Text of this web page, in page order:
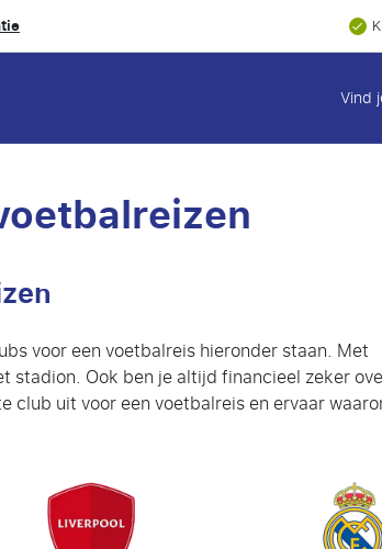
Vind
voor een voetbalreis hieronder staan. Met
Ook ben je altijd financieel zeker
uit voor een voetbalreis en ervaar